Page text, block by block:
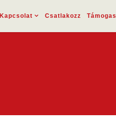
Kapcsolat Csatlakozz